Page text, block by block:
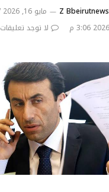
Z Bbeirutnews مايو 16, 2026 1:57 م
لا توجد تعليقات